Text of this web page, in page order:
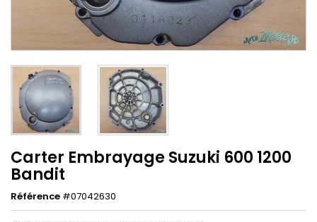
Carter Embrayage Suzuki 600 1200
Bandit
Référence #07042630